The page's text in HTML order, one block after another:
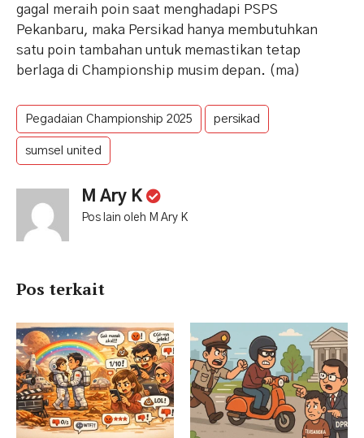
gagal meraih poin saat menghadapi PSPS
Pekanbaru, maka Persikad hanya membutuhkan
satu poin tambahan untuk memastikan tetap
berlaga di Championship musim depan. (ma)
Pegadaian Championship 2025 persikad
sumsel united
M Ary K
Pos lain oleh M Ary K
Pos terkait